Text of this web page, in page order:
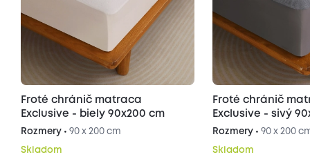
Froté chránič matraca
Exclusive - biely 90x200 cm
Rozmery • 90 x 200 cm
Skladom
Froté chránič
Exclusive - sivý
Rozmery •90 x 200
Skladom